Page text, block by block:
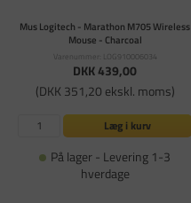
Mus Logitech - Marathon M705 Wireless
Mouse - Charcoal
Varenummer: LOG910006034
DKK 439,00
(DKK 351,20 ekskl. moms)
Læg i kurv
På lager - Levering 1-3
hverdage